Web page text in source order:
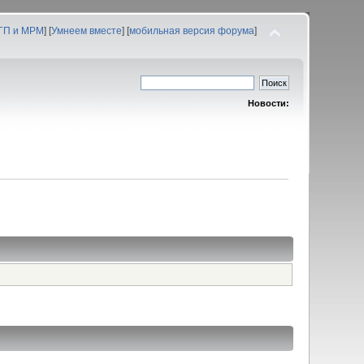
и МРМ] [Умнеем вместе] [мобильная версия форума]
Новости: